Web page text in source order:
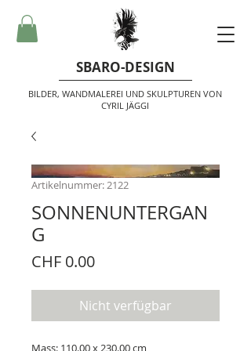
SBARO-DESIGN
BILDER, WANDMALEREI UND SKULPTUREN VON
CYRIL JÄGGI
Artikelnummer: 2122
SONNENUNTERGAN
G
CHF 0.00Preis
Nicht verfügbar
Mass: 110.00 x 230.00 cm